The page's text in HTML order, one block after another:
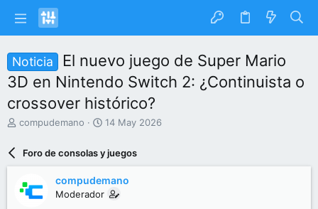
Noticia
El nuevo juego de Super Mario
3D en Nintendo Switch 2: ¿Continuista o
crossover histórico?
I
a
compudemano
F
c
h
d
e
14 May 2026
Foro de consolas y juegos
compudemano
Moderador